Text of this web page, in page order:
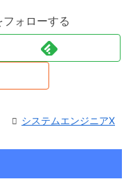
ォローする
システムエンジニアX